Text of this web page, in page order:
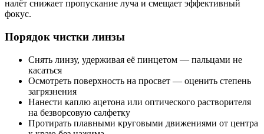
налёт снижает пропускание луча и смещает эффективный
фокус.
Порядок чистки линзы
Снять линзу, удерживая её пинцетом — пальцами не
касаться
Осмотреть поверхность на просвет — оценить степень
загрязнения
Нанести каплю ацетона или оптического растворителя
на безворсовую салфетку
Протирать плавными круговыми движениями от центра